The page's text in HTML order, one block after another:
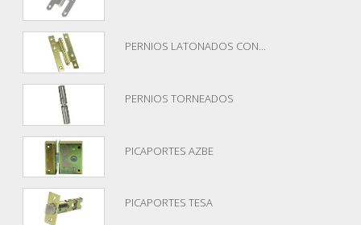
PERNIOS LATONADOS CON...
PERNIOS TORNEADOS
PICAPORTES AZBE
PICAPORTES TESA